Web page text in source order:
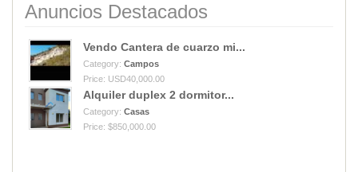
Anuncios Destacados
Vendo Cantera de cuarzo mi...
Category: Campos
Price: USD40,000.00
Alquiler duplex 2 dormitor...
Category: Casas
Price: $850,000.00